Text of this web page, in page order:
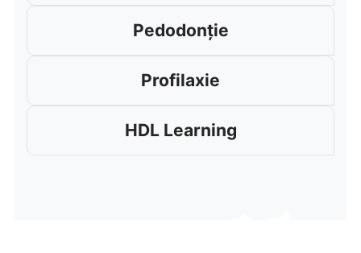
Pedodonție
Profilaxie
HDL Learning